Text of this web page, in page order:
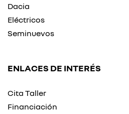
Dacia
Eléctricos
Seminuevos
ENLACES DE INTERÉS
Cita Taller
Financiación